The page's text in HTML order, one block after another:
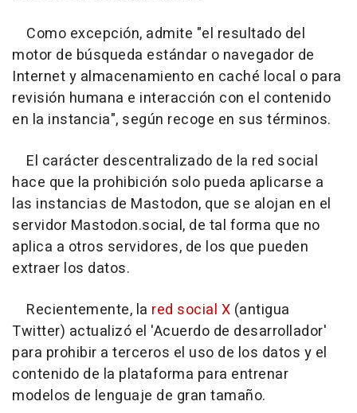
Como excepción, admite "el resultado del
motor de búsqueda estándar o navegador de
Internet y almacenamiento en caché local o para
revisión humana e interacción con el contenido
en la instancia", según recoge en sus términos.
El carácter descentralizado de la red social
hace que la prohibición solo pueda aplicarse a
las instancias de Mastodon, que se alojan en el
servidor Mastodon.social, de tal forma que no
aplica a otros servidores, de los que pueden
extraer los datos.
Recientemente, la red social X (antigua
Twitter) actualizó el 'Acuerdo de desarrollador'
para prohibir a terceros el uso de los datos y el
contenido de la plataforma para entrenar
modelos de lenguaje de gran tamaño.